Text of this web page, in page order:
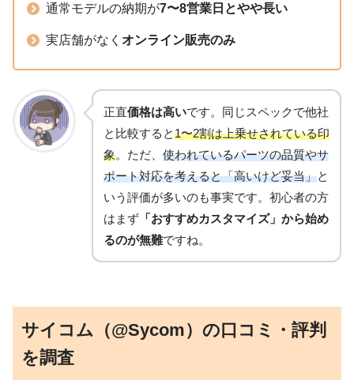
通常モデルの納期が7〜8営業日とやや長い
実店舗がなく オンライン販売のみ
正直価格は高いです。同じスペックで他社
と比較すると1〜2割は上乗せされている印
象。ただ、 使われているパーツの品質やサ
ポート対応を考えると「高いけど妥当」と
いう評価が多いのも事実です。初心者の方
はまず 「おすすめカスタマイズ」から始め
るのが無難ですね。
サイコム（@Sycom）の口コミ・評判
を調査